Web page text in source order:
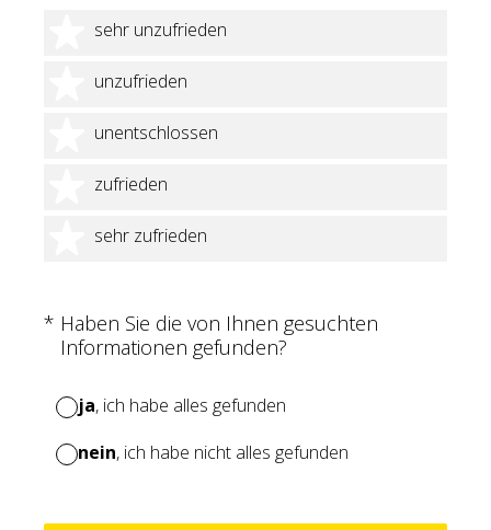
sehr unzufrieden
1 Stern
unzufrieden
2 Sterne
unentschlossen
3 Sterne
zufrieden
4 Sterne
sehr zufrieden
5 Sterne
* Haben Sie die von Ihnen gesuchten
Informationen gefunden?
(Erforderlich.)
ja, ich habe alles gefunden
nein, ich habe nicht alles gefunden